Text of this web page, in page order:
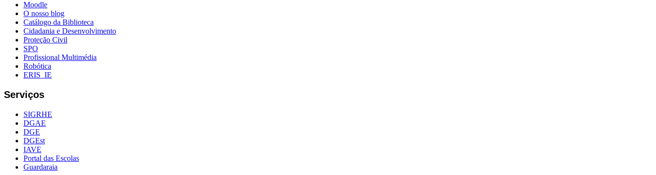
Moodle
O nosso blog
Catálogo da Biblioteca
Cidadania e Desenvolvimento
Proteção Civil
SPO
Profissional Multimédia
Robótica
ERIS_IE
Serviços
SIGRHE
DGAE
DGE
DGEst
IAVE
Portal das Escolas
Guardaraia